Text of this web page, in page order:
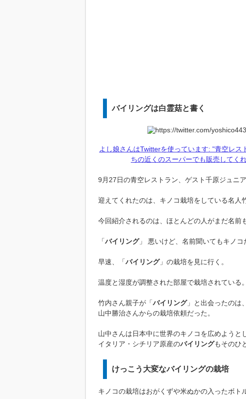
バイリングは白霊菇と書く
よし娘さんはTwitterを使っています: "青空レ
ちの近くのスーパーでも販売してく
9月27日の青空レストラン、ゲスト千原ジュニ
迎えてくれたのは、キノコ栽培をしている名人
今回紹介されるのは、ほとんどの人がまだ名前
「バイリング」 悪いけど、名前聞いてもキノコ
早速、「バイリング」の栽培を見に行く。
温度と湿度が調整された部屋で栽培されている。
竹内さん親子が「バイリング」と出会ったのは
山中勝治さんからの栽培依頼だった。
山中さんは日本中に世界のキノコを広めようと
イタリア・シチリア原産のバイリングもそのひ
けっこう大変なバイリングの栽培
キノコの栽培はおがくずや米ぬかの入ったボト